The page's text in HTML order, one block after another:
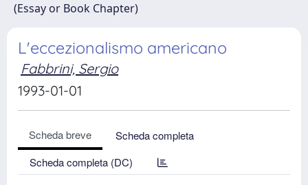
(Essay or Book Chapter)
L'eccezionalismo americano
Fabbrini, Sergio
1993-01-01
Scheda breve
Scheda completa
Scheda completa (DC)